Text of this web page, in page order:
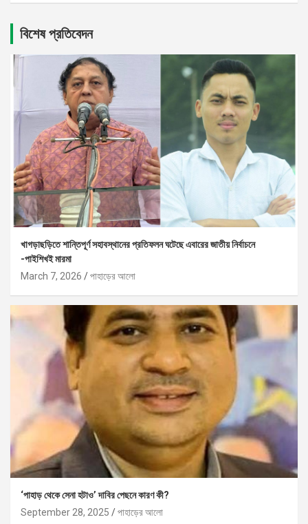
বিশেষ প্রতিবেদন
খাগড়াছড়িতে শান্তিপূর্ণ সহাবস্থানের প্রতিফলন ঘটেছে এবারের জাতীয় নির্বাচনে
-পাইশিখই মারমা
March 7, 2026
পাহাড়ের আলো
‘পাহাড় থেকে সেনা হটাও’ দাবির পেছনে কারণ কী?
September 28, 2025
পাহাড়ের আলো